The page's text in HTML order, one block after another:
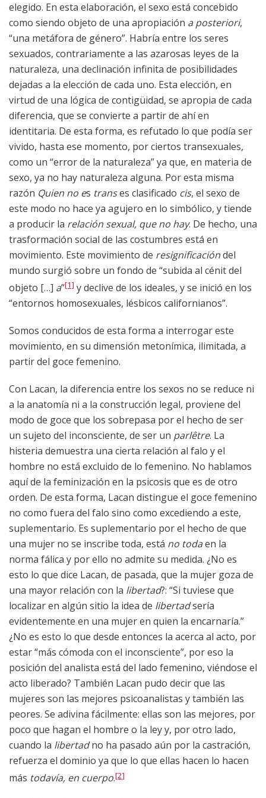
elegido. En esta elaboración, el sexo está concebido
como siendo objeto de una apropiación a posteriori,
“una metáfora de género”. Habría entre los seres
sexuados, contrariamente a las azarosas leyes de la
naturaleza, una declinación infinita de posibilidades
dejadas a la elección de cada uno. Esta elección, en
virtud de una lógica de contigüidad, se apropia de cada
diferencia, que se convierte a partir de ahí en
identitaria. De esta forma, es refutado lo que podía ser
vivido, hasta ese momento, por ciertos transexuales,
como un “error de la naturaleza” ya que, en materia de
sexo, ya no hay naturaleza alguna. Por esta misma
razón Quien no es transes clasificado cis, el sexo de
este modo no hace ya agujero en lo simbólico, y tiende
a producir la relación sexual, que no hay. De hecho, una
trasformación social de las costumbres está en
movimiento. Este movimiento de resignificacióndel
mundo surgió sobre un fondo de “subida al cénit del
objeto […] a”[1] y declive de los ideales, y se inició en los
“entornos homosexuales, lésbicos californianos”.
Somos conducidos de esta forma a interrogar este
movimiento, en su dimensión metonímica, ilimitada, a
partir del goce femenino.
Con Lacan, la diferencia entre los sexos no se reduce ni
a la anatomía ni a la construcción legal, proviene del
modo de goce que los sobrepasa por el hecho de ser
un sujeto del inconsciente, de ser un parlêtre. La
histeria demuestra una cierta relación al falo y el
hombre no está excluido de lo femenino. No hablamos
aquí de la feminización en la psicosis que es de otro
orden. De esta forma, Lacan distingue el goce femenino
no como fuera del falo sino como excediendo a este,
suplementario. Es suplementario por el hecho de que
una mujer no se inscribe toda, está no todaen la
norma fálica y por ello no admite su medida. ¿No es
esto lo que dice Lacan, de pasada, que la mujer goza de
una mayor relación con la libertad?: “Si tuviese que
localizar en algún sitio la idea de libertadsería
evidentemente en una mujer en quien la encarnaría.”
¿No es esto lo que desde entonces la acerca al acto, por
estar “más cómoda con el inconsciente”, por eso la
posición del analista está del lado femenino, viéndose el
acto liberado? También Lacan pudo decir que las
mujeres son las mejores psicoanalistas y también las
peores. Se adivina fácilmente: ellas son las mejores, por
poco que hagan el hombre o la ley y, por otro lado,
cuando la libertadno ha pasado aún por la castración,
refuerza el dominio ya que lo que ellas hacen lo hacen
más todavía, en cuerpo.[2]